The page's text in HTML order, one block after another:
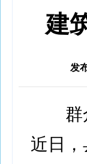
建
发
群众
近日